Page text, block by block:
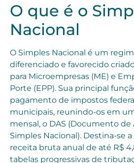
O que é o
Nacional
O Simples Nacional é um
diferenciado e favorecido
para Microempresas (ME) e
Porte (EPP). Sua principal
pagamento de impostos
municipais, reunindo-os em
mensal, o DAS (Documento de
Simples Nacional). Destina-se
receita bruta anual de até R$
tabelas progressivas de